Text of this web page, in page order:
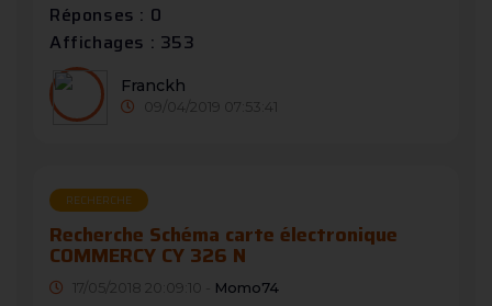
Réponses : 0
Affichages : 353
Franckh
09/04/2019 07:53:41
RECHERCHE
Recherche Schéma carte électronique
COMMERCY CY 326 N
17/05/2018 20:09:10 - Momo74